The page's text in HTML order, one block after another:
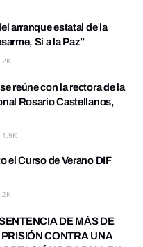
arranque estatal de la
Sí a la Paz”
2K
reúne con la rectora de la
Rosario Castellanos,
1.9K
el Curso de Verano DIF
2K
DE MÁS DE
CONTRA UNA